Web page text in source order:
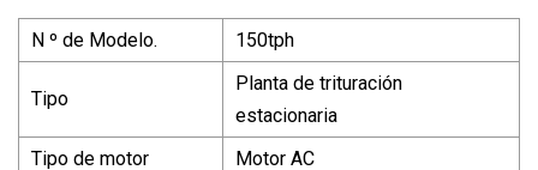
N º de Modelo. 150tph
Tipo
Planta de trituración
estacionaria
Tipo de motor
Motor AC